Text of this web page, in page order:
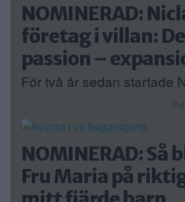
NOMINERAD:
företag i villan:
passion –
För två år sedan startade
NOMINERAD: Så
Fru Maria på